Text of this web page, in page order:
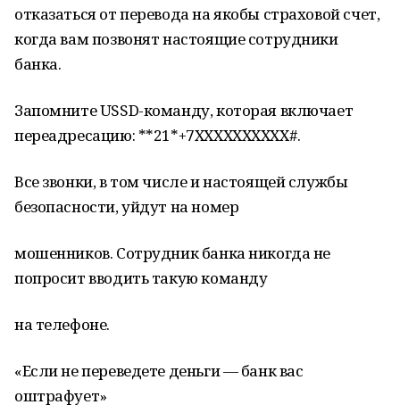
отказаться от перевода на якобы страховой счет,
когда вам позвонят настоящие сотрудники
банка.
Запомните USSD-команду, которая включает
переадресацию: **21*+7XXXXXXXXXX#.
Все звонки, в том числе и настоящей службы
безопасности, уйдут на номер
мошенников. Сотрудник банка никогда не
попросит вводить такую команду
на телефоне.
«Если не переведете деньги — банк вас
оштрафует»